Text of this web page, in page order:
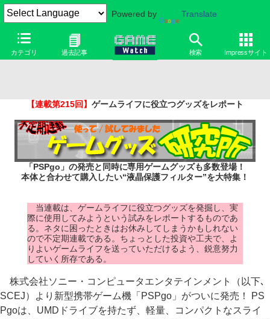
Powered by Translate
カテゴリ 過去記事 検索 Impressサイト
【連載第215回】ゲームライフに役立つグッズをレポート
「PSPgo」の発売と同時に専用ゲームグッズも多数登場！
本体と合わせて購入したい“液晶保護フィルター”を大特集！
当連載は、ゲームライフに役立つグッズを発掘し、実
際に使用してみようという試みをレポートするものであ
る。ネタに困ったときはお休みしてしまうかもしれない
ので不定期連載である。ちょっとした投資や工夫で、よ
りよいゲームライフを送っていただけるよう、鋭意努力
していく所存である。
株式会社ソニー・コンピュータエンタテインメント（以下､
SCEJ）より新型携帯ゲーム機「PSPgo」がついに発売！ PS
Pgoは、UMDドライブを持たず、軽量、コンパクトなスライ